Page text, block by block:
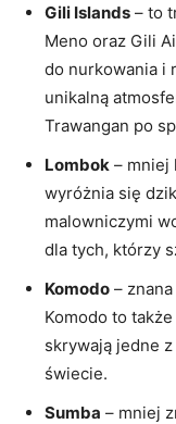
Gili ⁤Islands – to
Meno ⁣oraz Gili
do nurkowania i‍
unikalną
Trawangan po​
Lombok – mniej
wyróżnia‍ się
malowniczymi
dla ⁢tych,‌ którzy⁤
Komodo –
Komodo to
skrywają⁤ jedne
świecie.
Sumba – mniej